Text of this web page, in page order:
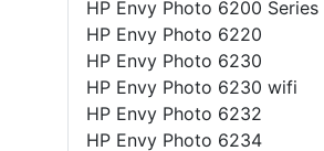
HP Envy Photo 6200 Series
HP Envy Photo 6220
HP Envy Photo 6230
HP Envy Photo 6230 wifi
HP Envy Photo 6232
HP Envy Photo 6234